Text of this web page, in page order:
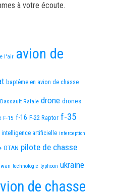
à votre écoute.
l'air avion de
baptême en avion de chasse
Dassault Rafale drone drones
F-15 f-16 F-22 Raptor f-35
intelligence artificielle interception
OTAN pilote de chasse
technologie typhoon ukraine
de chasse